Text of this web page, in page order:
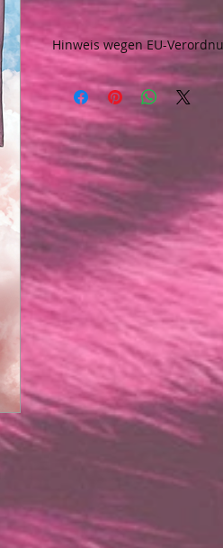
Hinweis wegen EU-
Hinweis wegen EU-
allgemeine
2023/988)
Hersteller/Importeur:
Ofelic Business GmbH
Imotex Raum 416-421
Breslauerstr. 8
41460 Neuss
DEUTSCHLAND
Email: info@esvivid.de